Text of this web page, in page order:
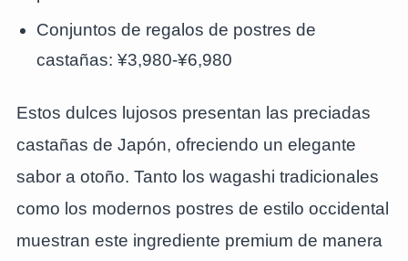
Conjuntos de regalos de postres de
castañas: ¥3,980-¥6,980
Estos dulces lujosos presentan las preciadas
castañas de Japón, ofreciendo un elegante
sabor a otoño. Tanto los wagashi tradicionales
como los modernos postres de estilo occidental
muestran este ingrediente premium de manera